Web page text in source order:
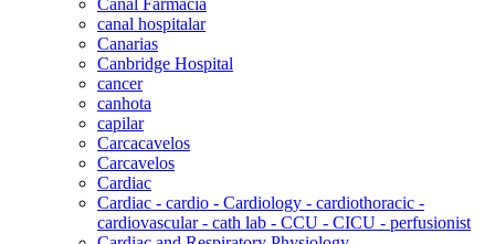
canal hospitalar
Canarias
Canbridge Hospital
cancer
canhota
capilar
Carcacavelos
Carcavelos
Cardiac
Cardiac - cardio - Cardiology - cardiothoracic -
cardiovascular - cath lab - CCU - CICU - perfusionist